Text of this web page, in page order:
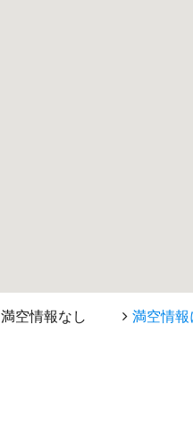
満空情報なし 満空情報